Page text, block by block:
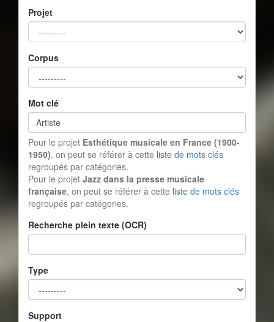
Projet
Corpus
Mot clé
Pour le projet Esthétique musicale en France (1900-
1950), on peut se référer à cette liste de mots clés
regroupés par catégories.
Pour le projet Jazz dans la presse musicale
française, on peut se référer à cette liste de mots clés
regroupés par catégories.
Recherche plein texte (OCR)
Type
Support